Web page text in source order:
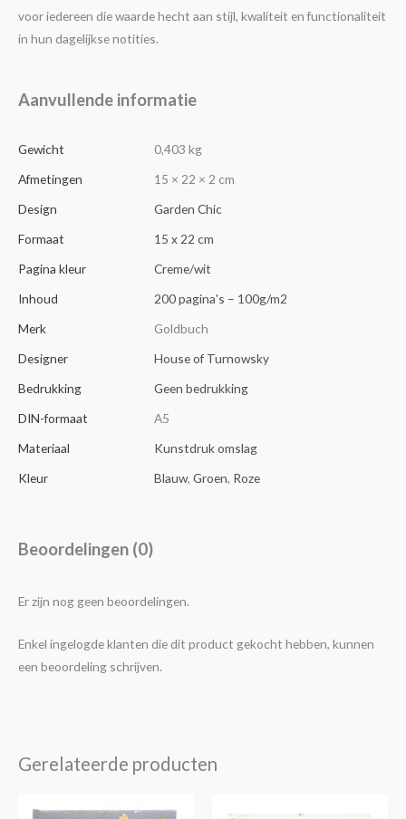
voor iedereen die waarde hecht aan stijl, kwaliteit en functionaliteit
in hun dagelijkse notities.
Aanvullende informatie
Gewicht
0,403 kg
Afmetingen
15 × 22 × 2 cm
Design
Garden Chic
Formaat
15 x 22 cm
Pagina kleur
Creme/wit
Inhoud
200 pagina's – 100g/m2
Merk
Goldbuch
Designer
House of Turnowsky
Bedrukking
Geen bedrukking
DIN-formaat
A5
Materiaal
Kunstdruk omslag
Kleur
Blauw, Groen, Roze
Beoordelingen (0)
Er zijn nog geen beoordelingen.
Enkel ingelogde klanten die dit product gekocht hebben, kunnen
een beoordeling schrijven.
Gerelateerde producten